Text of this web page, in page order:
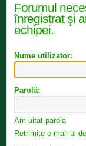
Forumul
înregistrat şi
echipei.
Nume utilizator:
Parolă:
Am uitat parola
Retrimite e-mail-ul